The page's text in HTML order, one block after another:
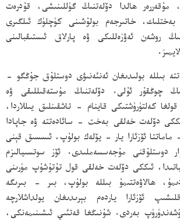
ھالدا دۆلەتنىڭ گۈللىنىشى، قۇدرەت
خاتىرجەم بولۇشىنى كۈچلۈك ئىلگىرى
روشەن ئەۋزەللىكى ۋە پارلاق ئىستىقبالىنى
بىللە بولىدىغان ئەنئەنىۋى دوستلۇق جۇڭگو -
چوڭقۇر ئۇلى. دۆلەتنىڭ مۇستەقىللىقى ۋە
قولغا كەلتۈرۈشتىكى قاينام - تاشقىنلىق يىللاردا،
دۆلەت خەلقى بەخت - سائادەتتە ۋە جاپادا
ئۆزئارا يار - يۆلەك بولۇپ، ئىسسىق قېنى
دوستلۇقنى مۇجەسسەملىدى. ئۆز سوتسىيالىزم
ئىككى دۆلەت خەلقى قول تۇتۇشۇپ مۈرىنى
ھالاۋەتتىمۇ بىللە بولۇپ، بىر - بىرىگە
ئۆزئارا ياردەم بېرىدىغان يولداشلارچە
بەردى. شۇنىڭغا قەتئىي ئىشىنىمەنكى،